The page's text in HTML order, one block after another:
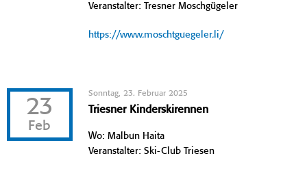
Veranstalter: Tresner Moschgügeler
https://www.moschtguegeler.li/
23
Feb
Sonntag, 23. Februar 2025
Triesner Kinderskirennen
Wo: Malbun Haita
Veranstalter: Ski-Club Triesen